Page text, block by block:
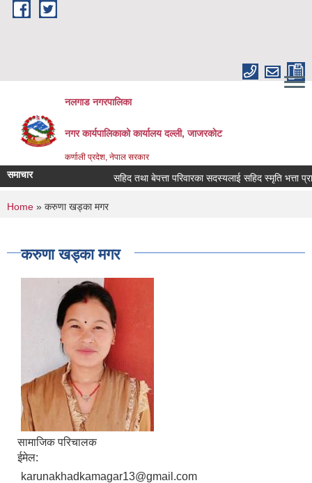
Skip to main content
नलगाड नगरपालिका
नगर कार्यपालिकाको कार्यालय दल्ली, जाजरकाेट
कर्णाली प्रदेश, नेपाल सरकार
समाचार सहिद तथा बेपत्ता परिवारका सदस्यलाई सहिद स्मृति भत्ता
You are here
Home » करुणा खड्का मगर
करुणा खड्का मगर
सामाजिक परिचालक
ईमेल:
karunakhadkamagar13@gmail.com